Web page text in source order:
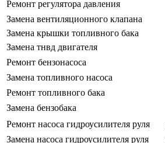
Ремонт регулятора давления
Замена вентиляционного клапана
Замена крышки топливного бака
Замена тнвд двигателя
Ремонт бензонасоса
Замена топливного насоса
Ремонт топливного бака
Замена бензобака
Ремонт насоса гидроусилителя руля
Замена насоса гидроусилителя руля